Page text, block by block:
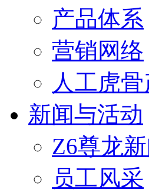
产品体系
营销网络
人工虎
新闻与活动
Z6尊龙
员工风采